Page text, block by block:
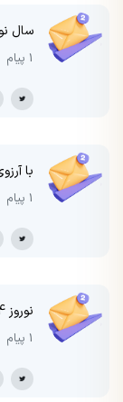
سال
1 پیام
با
1 پیام
نوروز 1404، زمانی برای رویاها و دستاوردهای جدید
1 پیام